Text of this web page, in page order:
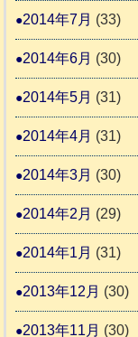
2014年7月 (33)
2014年6月 (30)
2014年5月 (31)
2014年4月 (31)
2014年3月 (30)
2014年2月 (29)
2014年1月 (31)
2013年12月 (30)
2013年11月 (30)